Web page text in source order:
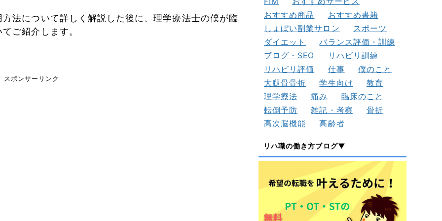
法について詳しく解説した後に、理学療法士の僕が臨
ご紹介します。
スポンサーリンク
おすすめ商品
おすすめ書籍
しょぼい副業サロン
スポーツ
ダイエット
バランス評価・訓練
ブログ・SEO
リハビリ訓練
リハビリ評価
仕事
僕のこと
大腿骨骨折
学生向け
教育
理学療法
痛み
臨床のこと
転倒予防
雑記・考察
骨折
高次脳機能
高齢者
リハ職の働き方ブログ▼